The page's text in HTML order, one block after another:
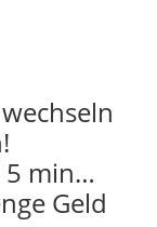
5 min…
Geld